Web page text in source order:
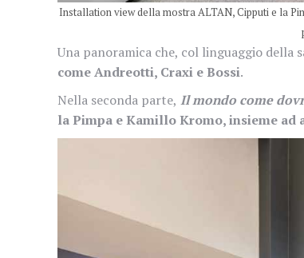
Installation view della mostra ALTAN, Cipputi e la
Una panoramica che, col linguaggio della
come Andreotti, Craxi e Bossi.
Nella seconda parte, Il mondo come
la Pimpa e Kamillo Kromo, insieme